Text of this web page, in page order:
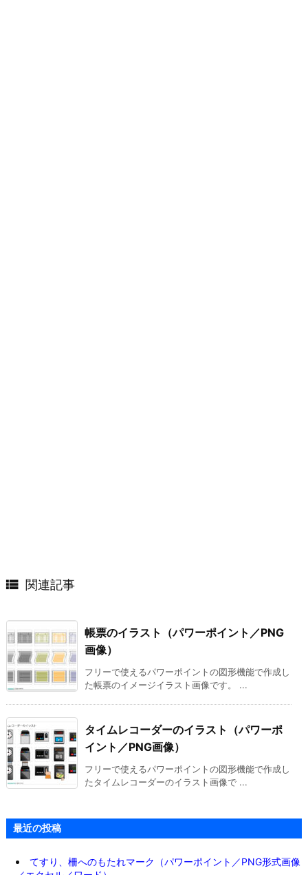
 関連記事
帳票のイラスト（パワーポイント／PNG
画像）
フリーで使えるパワーポイントの図形機能で作成し
た帳票のイメージイラスト画像です。 ...
タイムレコーダーのイラスト（パワーポ
イント／PNG画像）
フリーで使えるパワーポイントの図形機能で作成し
たタイムレコーダーのイラスト画像で ...
最近の投稿
てすり、柵へのもたれマーク（パワーポイント／PNG形式画像